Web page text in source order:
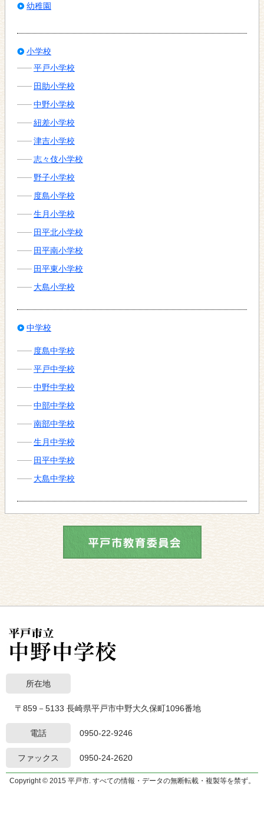
幼稚園
小学校
平戸小学校
田助小学校
中野小学校
紐差小学校
津吉小学校
志々伎小学校
野子小学校
度島小学校
生月小学校
田平北小学校
田平南小学校
田平東小学校
大島小学校
中学校
度島中学校
平戸中学校
中野中学校
中部中学校
南部中学校
生月中学校
田平中学校
大島中学校
所在地
〒859－5133 長崎県平戸市中野大久保町1096番地
電話 0950-22-9246
ファックス 0950-24-2620
Copyright © 2015 平戸市. すべての情報・データの無断転載・複製等を禁ず。